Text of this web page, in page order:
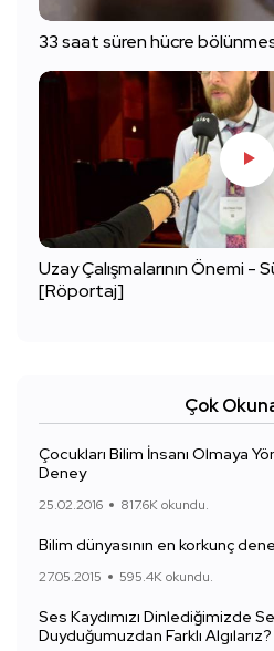
33 saat süren hücre
Uzay Çalışmalarının Önemi -
[Röportaj]
Çok
Çocukları Bilim İnsanı Olmaya
Deney
25.02.2016 817.6K okundu.
Bilim dünyasının en korkunç
27.05.2015 595.4K okundu.
Ses Kaydımızı Dinlediğimizde
Duyduğumuzdan Farklı Algılarız?